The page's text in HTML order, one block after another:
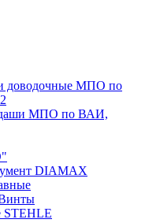
доводочные МПО по
МПО по ВАИ,
DIAMAX
STEHLE